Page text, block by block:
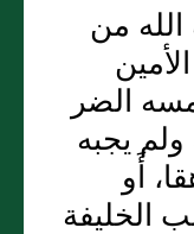
من
الضر
يجبه
أَو
الخليفة